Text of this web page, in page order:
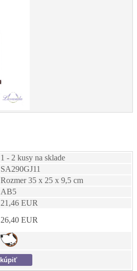
1 - 2 kusy na sklade
SA290GJ11
Rozmer 35 x 25 x 9,5 cm
AB5
21,46 EUR
26,40 EUR